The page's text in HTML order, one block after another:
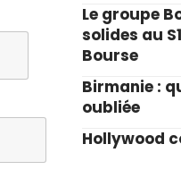
Le groupe
solides au
Bourse
Birmanie :
oubliée
Hollywood